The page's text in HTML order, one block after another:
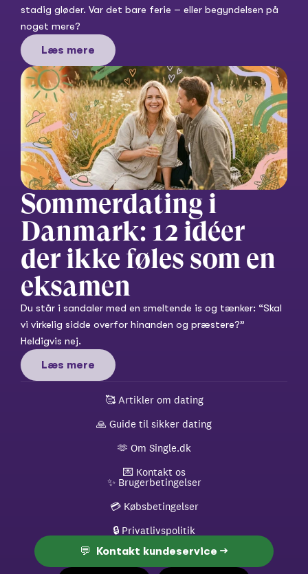
stadig gløder. Var det bare ferie – eller begyndelsen på
noget mere?
Læs mere
Sommerdating i
Danmark: 12 idéer
der ikke føles som en
eksamen
Du står i sandaler med en smeltende is og tænker: “Skal
vi virkelig sidde overfor hinanden og præstere?”
Heldigvis nej.
Læs mere
🥰 Artikler om dating
🙏 Guide til sikker dating
🫶 Om Single.dk
💌 Kontakt os
✨ Brugerbetingelser
💳 Købsbetingelser
🔒 Privatlivspolitik
💬  Kontakt kundeservice →